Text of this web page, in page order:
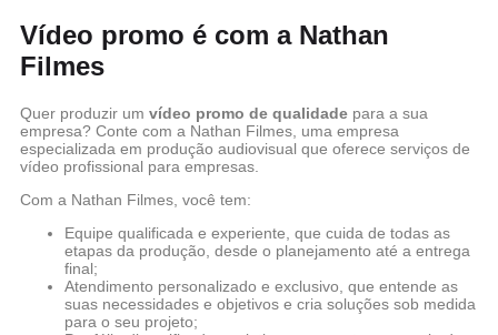
Vídeo promo é com a Nathan
Filmes
Quer produzir um vídeo promo de qualidade para a sua
empresa? Conte com a Nathan Filmes, uma empresa
especializada em produção audiovisual que oferece serviços de
vídeo profissional para empresas.
Com a Nathan Filmes, você tem:
Equipe qualificada e experiente, que cuida de todas as
etapas da produção, desde o planejamento até a entrega
final;
Atendimento personalizado e exclusivo, que entende as
suas necessidades e objetivos e cria soluções sob medida
para o seu projeto;